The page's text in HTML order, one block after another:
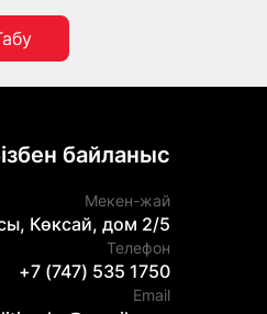
байланыс
Мекен-жай
Көксай, дом 2/5
Телефон
+7 (747) 535 1750
Email